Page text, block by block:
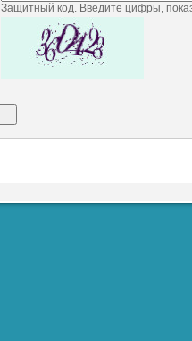
Защитный код. Введите цифры,